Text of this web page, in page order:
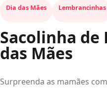
Dia das Mães Lembrancinhas
Sacolinha de
das Mães
Surpreenda as mamães